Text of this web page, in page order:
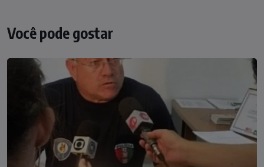
Você pode gostar